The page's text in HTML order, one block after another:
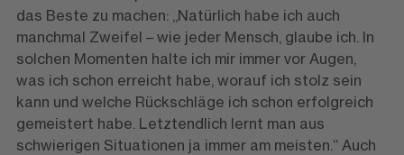
das Beste zu machen: „Natürlich habe ich auch
manchmal Zweifel – wie jeder Mensch, glaube ich. In
solchen Momenten halte ich mir immer vor Augen,
was ich schon erreicht habe, worauf ich stolz sein
kann und welche Rückschläge ich schon erfolgreich
gemeistert habe. Letztendlich lernt man aus
schwierigen Situationen ja immer am meisten.“ Auch